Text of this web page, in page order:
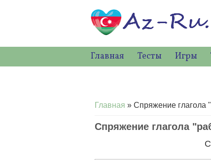
Главная Тесты Игры
Главная » Спряжение глагола
Спряжение глагола